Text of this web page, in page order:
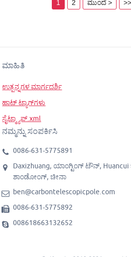
1 2 ಮುಂದೆ > >>
ಮಾಹಿತಿ
ಉತ್ಪನ್ನಗಳ ಮಾರ್ಗದರ್ಶಿ
ಹಾಟ್ ಟ್ಯಾಗ್‌ಗಳು
ಸೈಟ್ಮ್ಯಾಪ್.xml
ನಮ್ಮನ್ನು ಸಂಪರ್ಕಿಸಿ
0086-631-5775891
Daxizhuang, ಯಾಂಗ್ಟಿಂಗ್ ಟೌನ್, Huancui
ಶಾಂಡೋಂಗ್, ಚೀನಾ
ben@carbontelescopicpole.com
0086-631-5775892
008618663132652